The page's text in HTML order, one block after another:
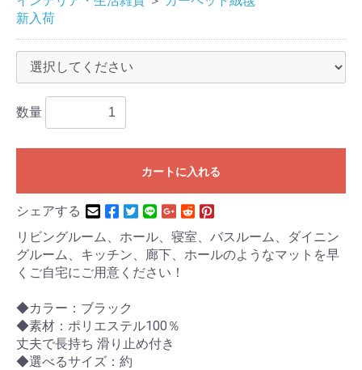
新入荷
数量
カートに入れる
シェアする
リビングルーム、ホール、寝室、バスルーム、ダイニン
グルーム、キッチン、廊下、ホールのようなマットを早
くご自宅にご用意ください！
◆カラー：ブラック
◆素材：ポリエステル100％
丈夫で長持ち 滑り止め付き
◆選べるサイズ：約